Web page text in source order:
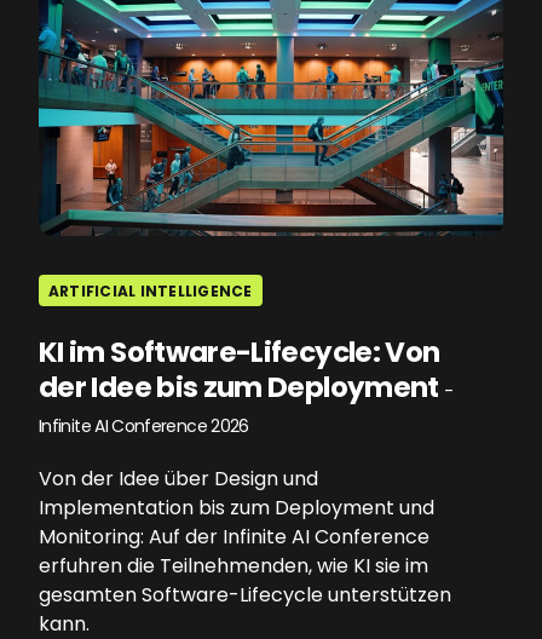
ARTIFICIAL INTELLIGENCE
KI im Software-Lifecycle: Von
der Idee bis zum Deployment -
Infinite AI Conference 2026
Von der Idee über Design und
Implementation bis zum Deployment und
Monitoring: Auf der Infinite AI Conference
erfuhren die Teilnehmenden, wie KI sie im
gesamten Software-Lifecycle unterstützen
kann.